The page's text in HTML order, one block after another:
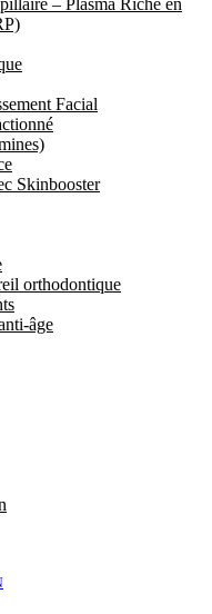
– Plasma Riche en
Facial
Skinbooster
orthodontique
âge